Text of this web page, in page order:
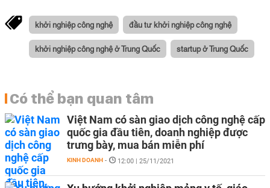
khởi nghiệp công nghệ đầu tư khởi nghiệp công nghệ
khởi nghiệp công nghệ ở Trung Quốc startup ở Trung Quốc
Có thể bạn quan tâm
Việt Nam có sàn giao dịch công nghệ cấp
quốc gia đầu tiên, doanh nghiệp được
trưng bày, mua bán miễn phí
KINH DOANH - 12:00 | 25/11/2021